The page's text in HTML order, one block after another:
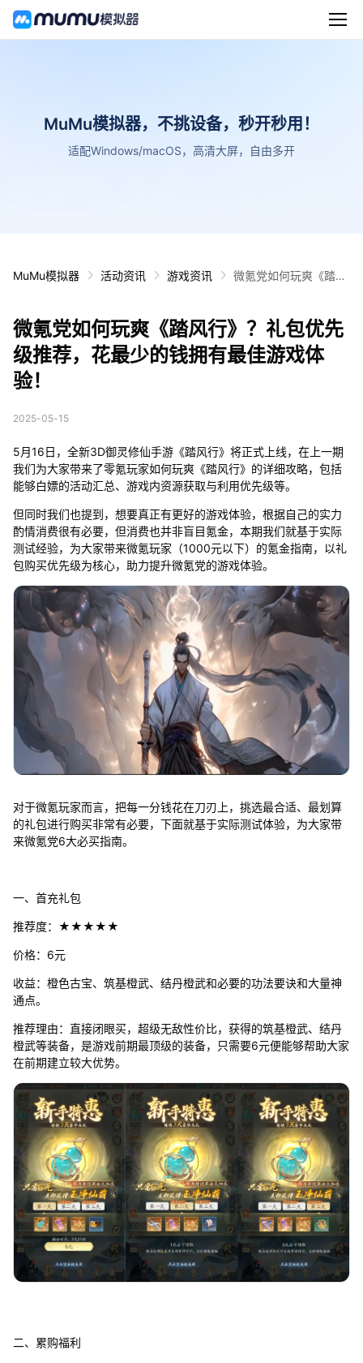
MuMu模拟器，不挑设备，秒开秒用！
适配Windows/macOS，高清大屏，自由多开
MuMu模拟器 活动资讯 游戏资讯
微氪党如何玩爽《踏风
佳游戏体验！
微氪党如何玩爽《踏风行》？礼包优先
级推荐，花最少的钱拥有最佳游戏体
验！
2025-05-15
5月16日，全新3D御灵修仙手游《踏风行》将正式上线，在上一期
我们为大家带来了零氪玩家如何玩爽《踏风行》的详细攻略，包括
能够白嫖的活动汇总、游戏内资源获取与利用优先级等。
但同时我们也提到，想要真正有更好的游戏体验，根据自己的实力
酌情消费很有必要，但消费也并非盲目氪金，本期我们就基于实际
测试经验，为大家带来微氪玩家（1000元以下）的氪金指南，以礼
包购买优先级为核心，助力提升微氪党的游戏体验。
对于微氪玩家而言，把每一分钱花在刀刃上，挑选最合适、最划算
的礼包进行购买非常有必要，下面就基于实际测试体验，为大家带
来微氪党6大必买指南。
一、首充礼包
推荐度：★★★★★
价格：6元
收益：橙色古宝、筑基橙武、结丹橙武和必要的功法要诀和大量神
通点。
推荐理由：直接闭眼买，超级无敌性价比，获得的筑基橙武、结丹
橙武等装备，是游戏前期最顶级的装备，只需要6元便能够帮助大家
在前期建立较大优势。
二、累购福利